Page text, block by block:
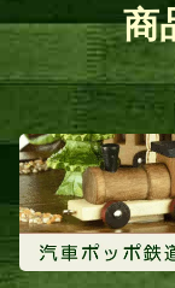
商